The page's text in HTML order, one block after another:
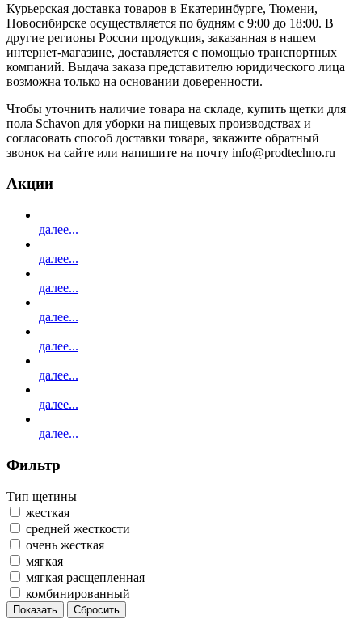
Курьерская доставка товаров в Екатеринбурге, Тюмени,
Новосибирске осуществляется по будням с 9:00 до 18:00. В
другие регионы России продукция, заказанная в нашем
интернет-магазине, доставляется с помощью транспортных
компаний. Выдача заказа представителю юридического лица
возможна только на основании доверенности.
Чтобы уточнить наличие товара на складе, купить щетки для
пола Schavon для уборки на пищевых производствах и
согласовать способ доставки товара, закажите обратный
звонок на сайте или напишите на почту info@prodtechno.ru
Акции
далее...
далее...
далее...
далее...
далее...
далее...
далее...
далее...
Фильтр
Тип щетины
жесткая
средней жесткости
очень жесткая
мягкая
мягкая расщепленная
комбинированный
Показать Сбросить